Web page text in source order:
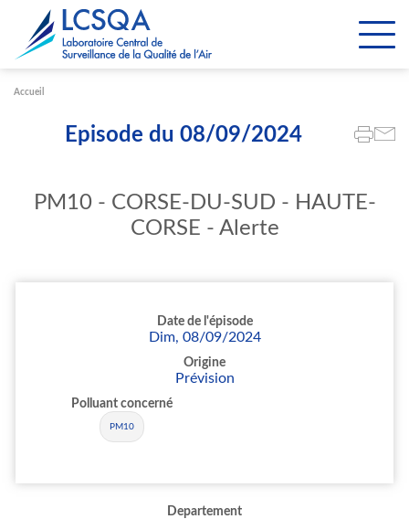
Accueil
Episode du 08/09/2024
PM10 - CORSE-DU-SUD - HAUTE-
CORSE - Alerte
Date de l'épisode
Dim, 08/09/2024
Origine
Prévision
Polluant concerné
PM10
Departement
Paramétrer les cookies